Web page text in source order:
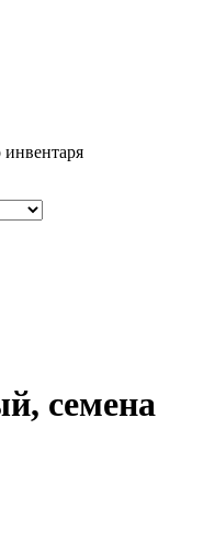
инвентаря
семена